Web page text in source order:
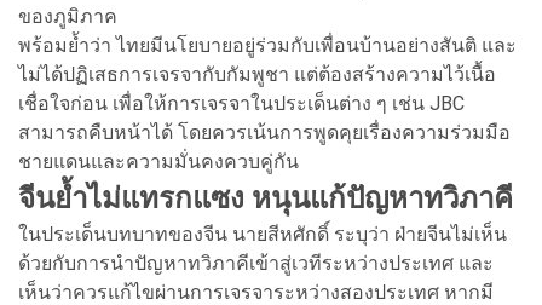
ของภูมิภาค
พร้อมย้ำว่า ไทยมีนโยบายอยู่ร่วมกับเพื่อนบ้านอย่างสันติ และ
ไม่ได้ปฏิเสธการเจรจากับกัมพูชา แต่ต้องสร้างความไว้เนื้อ
เชื่อใจก่อน เพื่อให้การเจรจาในประเด็นต่าง ๆ เช่น JBC
สามารถคืบหน้าได้ โดยควรเน้นการพูดคุยเรื่องความร่วมมือ
ชายแดนและความมั่นคงควบคู่กัน
จีนย้ำไม่แทรกแซง หนุนแก้ปัญหาทวิภาคี
ในประเด็นบทบาทของจีน นายสีหศักดิ์ ระบุว่า ฝ่ายจีนไม่เห็น
ด้วยกับการนำปัญหาทวิภาคีเข้าสู่เวทีระหว่างประเทศ และ
เห็นว่าควรแก้ไขผ่านการเจรจาระหว่างสองประเทศ หากมี